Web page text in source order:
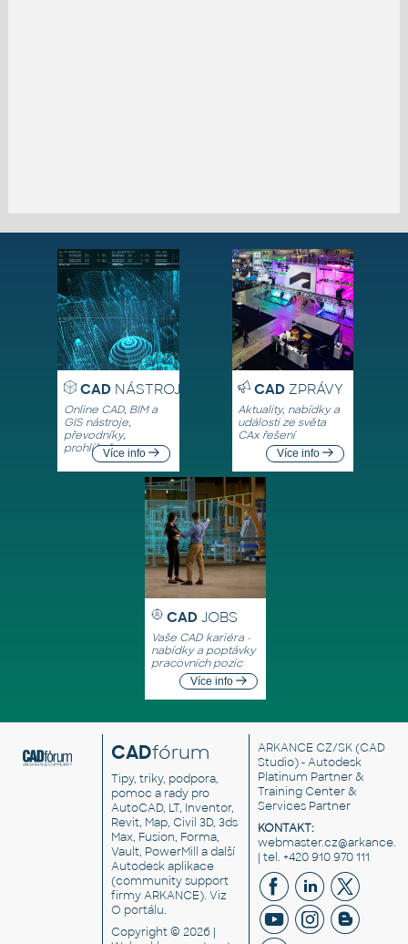
CADNÁSTROJE
Online CAD, BIM a
GIS nástroje,
převodníky,
prohlížečeVíce info
CADZPRÁVY
Aktuality, nabídky a
události ze světa
CAx řešení
Více info
CAD JOBS
Vaše CAD kariéra -
nabídky a poptávky
pracovních pozic
Více info
CADfórum
Tipy, triky, podpora,
pomoc a rady pro
AutoCAD, LT, Inventor,
Revit, Map, Civil 3D, 3ds
Max, Fusion, Forma,
Vault, PowerMill a další
Autodesk aplikace
(community support
firmy ARKANCE). Viz
O portálu.
Copyright © 2026 |
ARKANCE CZ/SK(CAD
Studio) - Autodesk
Platinum Partner &
Training Center &
Services Partner
KONTAKT:
| tel. +420 910 970 111